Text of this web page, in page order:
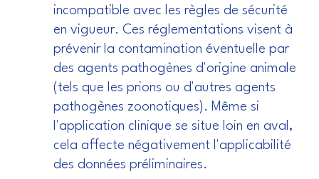
incompatible avec les règles de sécurité
en vigueur. Ces réglementations visent à
prévenir la contamination éventuelle par
des agents pathogènes d'origine animale
(tels que les prions ou d'autres agents
pathogènes zoonotiques). Même si
l'application clinique se situe loin en aval,
cela affecte négativement l'applicabilité
des données préliminaires.